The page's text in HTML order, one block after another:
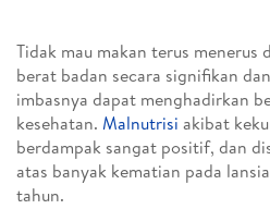
Tidak mau makan terus menerus
berat badan secara signifikan
imbasnya dapat menghadirkan
kesehatan. Malnutrisi akibat
berdampak sangat positif, dan
atas banyak kematian pada
tahun.